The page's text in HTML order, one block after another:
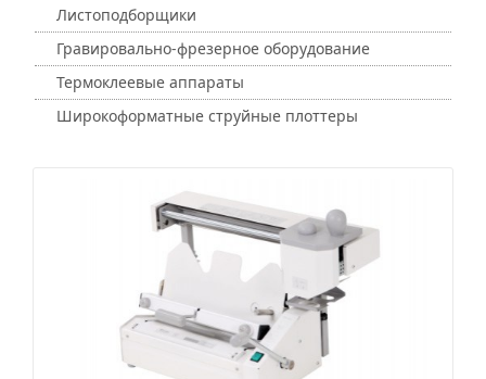
Листоподборщики
Гравировально-фрезерное оборудование
Термоклеевые аппараты
Широкоформатные струйные плоттеры